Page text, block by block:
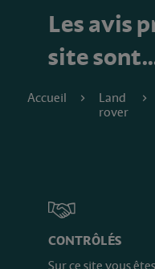
Les avis
site
Accueil
Land
rover
CONTRÔLÉS